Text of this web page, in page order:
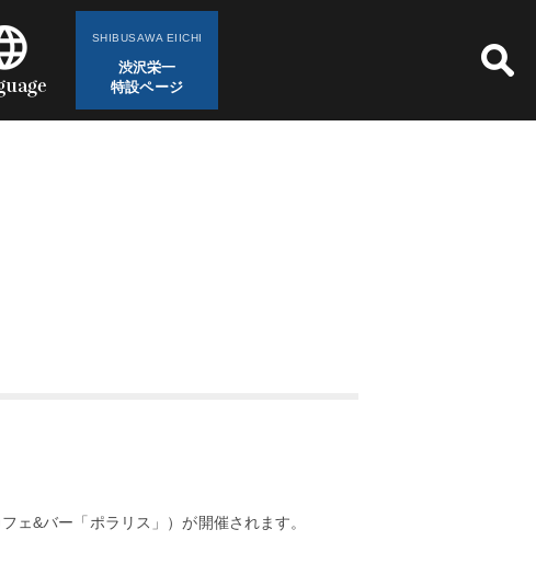
SHIBUSAWA EIICHI
渋沢栄一
特設ページ
ェ&バー「ポラリス」）が開催されます。